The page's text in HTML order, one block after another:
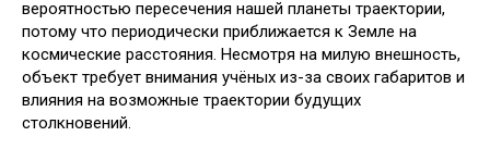
вероятностью пересечения нашей планеты траектории,
потому что периодически приближается к Земле на
космические расстояния. Несмотря на милую внешность,
объект требует внимания учёных из-за своих габаритов и
влияния на возможные траектории будущих
столкновений.